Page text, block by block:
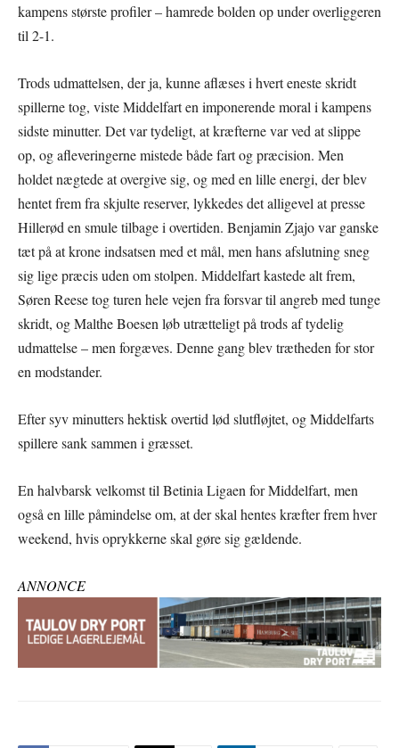
kampens største profiler – hamrede bolden op under overliggeren
til 2-1.
Trods udmattelsen, der ja, kunne aflæses i hvert eneste skridt
spillerne tog, viste Middelfart en imponerende moral i kampens
sidste minutter. Det var tydeligt, at kræfterne var ved at slippe
op, og afleveringerne mistede både fart og præcision. Men
holdet nægtede at overgive sig, og med en lille energi, der blev
hentet frem fra skjulte reserver, lykkedes det alligevel at presse
Hillerød en smule tilbage i overtiden. Benjamin Zjajo var ganske
tæt på at krone indsatsen med et mål, men hans afslutning sneg
sig lige præcis uden om stolpen. Middelfart kastede alt frem,
Søren Reese tog turen hele vejen fra forsvar til angreb med tunge
skridt, og Malthe Boesen løb utrætteligt på trods af tydelig
udmattelse – men forgæves. Denne gang blev trætheden for stor
en modstander.
Efter syv minutters hektisk overtid lød slutfløjtet, og Middelfarts
spillere sank sammen i græsset.
En halvbarsk velkomst til Betinia Ligaen for Middelfart, men
også en lille påmindelse om, at der skal hentes kræfter frem hver
weekend, hvis oprykkerne skal gøre sig gældende.
ANNONCE